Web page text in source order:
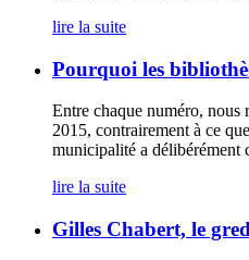
lire la suite
Pourquoi les
Entre chaque numéro,
2015, contrairement à ce
municipalité a délibérément
lire la suite
Gilles Chabert, le